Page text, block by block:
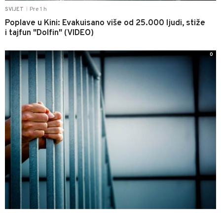
SVIJET Pre 1 h
Poplave u Kini: Evakuisano više od 25.000 ljudi, stiže
i tajfun "Dolfin" (VIDEO)
0